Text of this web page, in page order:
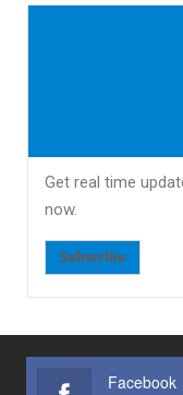
Get real time
now.
Subscribe
Facebook